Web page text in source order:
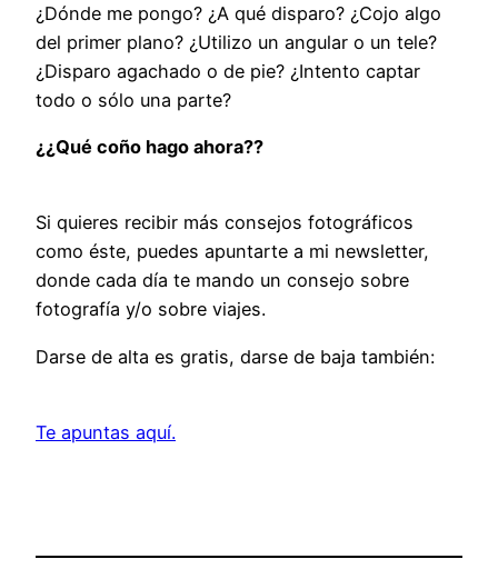
¿Dónde me pongo? ¿A qué disparo? ¿Cojo algo
del primer plano? ¿Utilizo un angular o un tele?
¿Disparo agachado o de pie? ¿Intento captar
todo o sólo una parte?
¿¿Qué coño hago ahora??
Si quieres recibir más consejos fotográficos
como éste, puedes apuntarte a mi newsletter,
donde cada día te mando un consejo sobre
fotografía y/o sobre viajes.
Darse de alta es gratis, darse de baja también:
Te apuntas aquí.